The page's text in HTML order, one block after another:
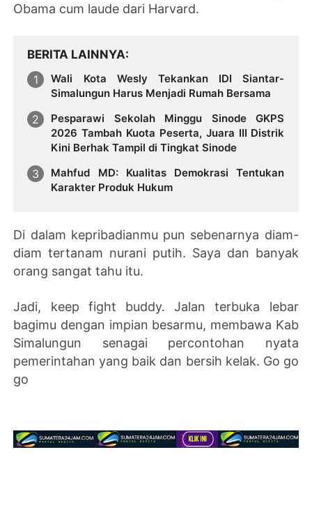
Obama cum laude dari Harvard.
BERITA LAINNYA
Wali Kota Wesly Tekankan IDI Siantar-
Simalungun Harus Menjadi Rumah Bersama
Pesparawi Sekolah Minggu Sinode GKPS
2026 Tambah Kuota Peserta, Juara III Distrik
Kini Berhak Tampil di Tingkat Sinode
Mahfud MD: Kualitas Demokrasi Tentukan
Karakter Produk Hukum
Di dalam kepribadianmu pun sebenarnya diam-
diam tertanam nurani putih. Saya dan banyak
orang sangat tahu itu.
Jadi, keep fight buddy. Jalan terbuka lebar
bagimu dengan impian besarmu, membawa Kab
Simalungun senagai percontohan nyata
pemerintahan yang baik dan bersih kelak. Go go
go